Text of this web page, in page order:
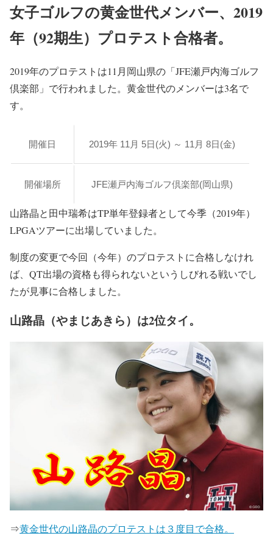
女子ゴルフの黄金世代メンバー、2019
年（92期生）プロテスト合格者。
2019年のプロテストは11月岡山県の「JFE瀬戸内海ゴルフ
倶楽部」で行われました。黄金世代のメンバーは3名で
す。
開催日 2019年 11月 5日(火) ～ 11月 8日(金)
開催場所 JFE瀬戸内海ゴルフ倶楽部(岡山県)
山路晶と田中瑞希はTP単年登録者として今季（2019年）
LPGAツアーに出場していました。
制度の変更で今回（今年）のプロテストに合格しなけれ
ば、 QT出場の資格も得られないというしびれる戦いでし
たが見事に合格しました。
山路晶（やまじあきら）は2位タイ。
⇒黄金世代の山路晶のプロテストは３度目で合格。